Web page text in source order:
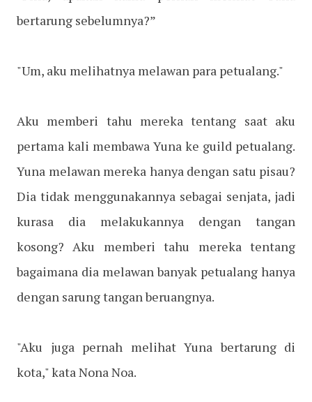
bertarung sebelumnya?”
"Um, aku melihatnya melawan para petualang."
Aku memberi tahu mereka tentang saat aku
pertama kali membawa Yuna ke guild petualang.
Yuna melawan mereka hanya dengan satu pisau?
Dia tidak menggunakannya sebagai senjata, jadi
kurasa dia melakukannya dengan tangan
kosong? Aku memberi tahu mereka tentang
bagaimana dia melawan banyak petualang hanya
dengan sarung tangan beruangnya.
"Aku juga pernah melihat Yuna bertarung di
kota," kata Nona Noa.